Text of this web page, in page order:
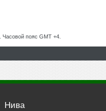
. Часовой пояс GMT +4.
Нива